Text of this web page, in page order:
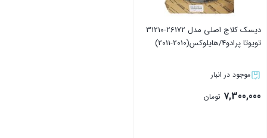
دیسک کلاج اصلی مدل 26172-31210
تویوتا پرادو4/هایلوکس(2010-2011)
موجود در انبار
7,300,000 تومان